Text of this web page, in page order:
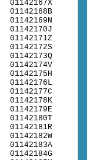
01142167X
01142168B
01142169N
01142170J
01142171Z
01142172S
01142173Q
01142174V
01142175H
01142176L
01142177C
01142178K
01142179E
01142180T
01142181R
01142182W
01142183A
01142184G